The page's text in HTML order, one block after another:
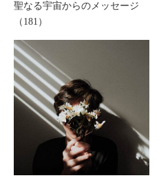
聖なる宇宙からのメッセージ
（181）